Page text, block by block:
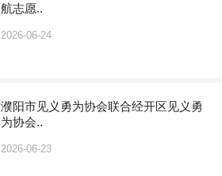
航志愿..
2026-06-24
濮阳市见义勇为协会联合经开区见义勇
为协会..
2026-06-23